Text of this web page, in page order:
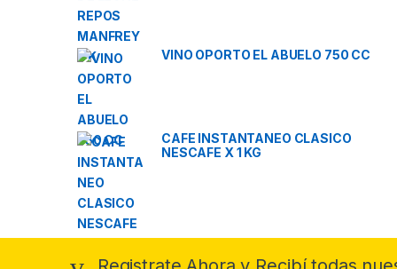
VINO OPORTO EL ABUELO 750 CC
CAFE INSTANTANEO CLASICO
NESCAFE X 1 KG